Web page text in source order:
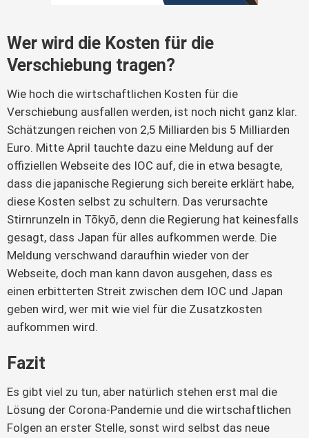
Wer wird die Kosten für die
Verschiebung tragen?
Wie hoch die wirtschaftlichen Kosten für die
Verschiebung ausfallen werden, ist noch nicht ganz klar.
Schätzungen reichen von 2,5 Milliarden bis 5 Milliarden
Euro. Mitte April tauchte dazu eine Meldung auf der
offiziellen Webseite des IOC auf, die in etwa besagte,
dass die japanische Regierung sich bereite erklärt habe,
diese Kosten selbst zu schultern. Das verursachte
Stirnrunzeln in Tōkyō, denn die Regierung hat keinesfalls
gesagt, dass Japan für alles aufkommen werde. Die
Meldung verschwand daraufhin wieder von der
Webseite, doch man kann davon ausgehen, dass es
einen erbitterten Streit zwischen dem IOC und Japan
geben wird, wer mit wie viel für die Zusatzkosten
aufkommen wird.
Fazit
Es gibt viel zu tun, aber natürlich stehen erst mal die
Lösung der Corona-Pandemie und die wirtschaftlichen
Folgen an erster Stelle, sonst wird selbst das neue